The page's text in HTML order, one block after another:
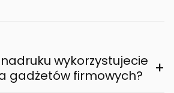
wykorzystujecie
gadżetów firmowych?
+